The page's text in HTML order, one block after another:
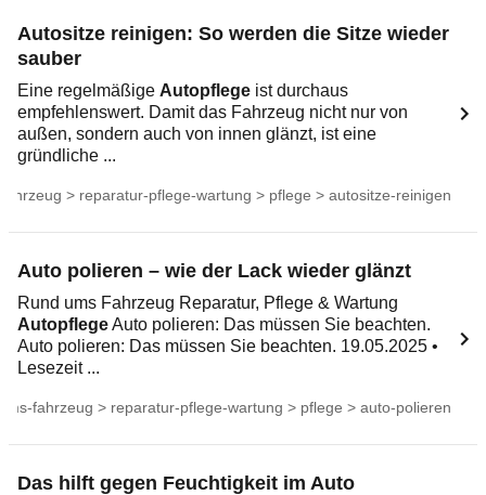
Autositze reinigen: So werden die Sitze wieder
sauber
Eine regelmäßige Autopflege ist durchaus
empfehlenswert. Damit das Fahrzeug nicht nur von
außen, sondern auch von innen glänzt, ist eine
gründliche ...
> reparatur-pflege-wartung > pflege > autositze-reinigen
Auto polieren – wie der Lack wieder glänzt
Rund ums Fahrzeug Reparatur, Pflege & Wartung
AutopflegeAuto polieren: Das müssen Sie beachten.
Auto polieren: Das müssen Sie beachten. 19.05.2025 •
Lesezeit ...
fahrzeug > reparatur-pflege-wartung > pflege > auto-polieren
Das hilft gegen Feuchtigkeit im Auto